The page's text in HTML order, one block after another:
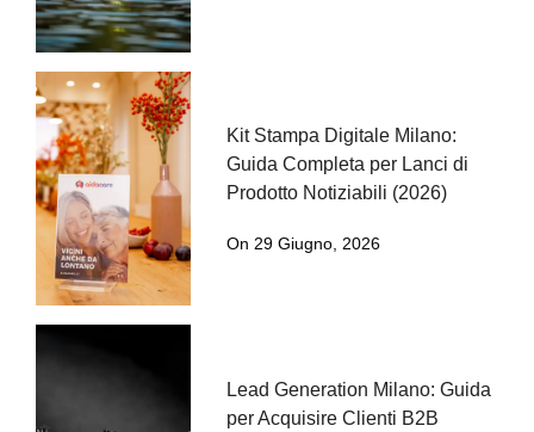
Kit Stampa Digitale Milano:
Guida Completa per Lanci di
Prodotto Notiziabili (2026)
On 29 Giugno, 2026
Lead Generation Milano: Guida
per Acquisire Clienti B2B